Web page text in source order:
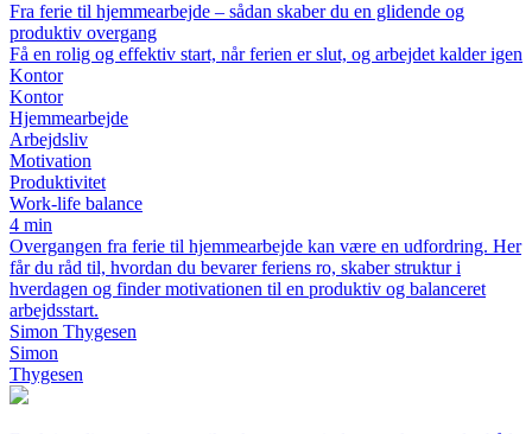
Fra ferie til hjemmearbejde – sådan skaber du en glidende og
produktiv overgang
Få en rolig og effektiv start, når ferien er slut, og arbejdet kalder igen
Kontor
Kontor
Hjemmearbejde
Arbejdsliv
Motivation
Produktivitet
Work-life balance
4 min
Overgangen fra ferie til hjemmearbejde kan være en udfordring. Her
får du råd til, hvordan du bevarer feriens ro, skaber struktur i
hverdagen og finder motivationen til en produktiv og balanceret
arbejdsstart.
Simon Thygesen
Simon
Thygesen